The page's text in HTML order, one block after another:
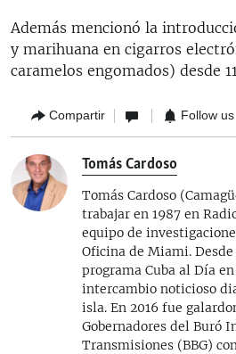
Además mencionó la
y marihuana en cigarros
caramelos engomados) desde
Compartir Follow us
Tomás Cardoso
Tomás Cardoso
trabajar en 1987 en
equipo de
Oficina de Miami. Desde
programa Cuba al Día
intercambio noticioso
isla. En 2016 fue
Gobernadores del Buró
Transmisiones (BBG)